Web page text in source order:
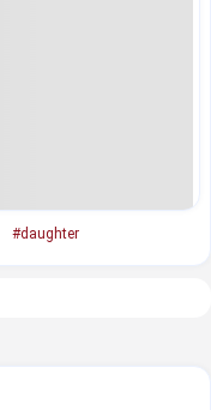
#daughter